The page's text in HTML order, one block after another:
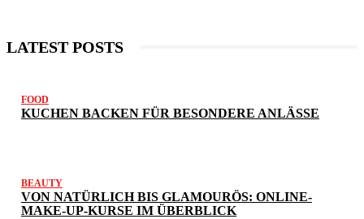
LATEST POSTS
FOOD
KUCHEN BACKEN FÜR BESONDERE ANLÄSSE
BEAUTY
VON NATÜRLICH BIS GLAMOURÖS: ONLINE-
MAKE-UP-KURSE IM ÜBERBLICK